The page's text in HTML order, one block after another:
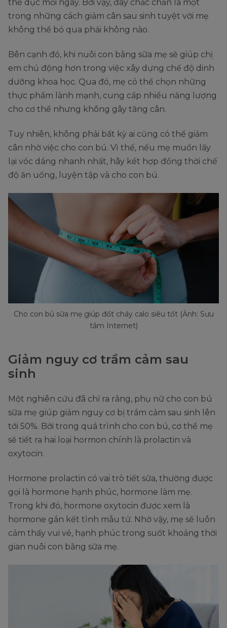
thể dục mỗi ngày. Bởi vậy, đây chắc chắn là một
trong những cách giảm cân sau sinh tuyệt vời mẹ
không thể bỏ qua phải không nào.
Bên cạnh đó, khi nuôi con bằng sữa mẹ sẽ giúp chị
em chủ động hơn trong việc xây dựng chế độ dinh
dưỡng khoa học. Qua đó, mẹ có thể chọn những
thực phẩm lành mạnh, cung cấp nhiều năng lượng
cho cơ thể nhưng không gây tăng cân.
Tuy nhiên, không phải bất kỳ ai cũng có thể giảm
cân nhờ việc cho con bú. Vì thế, nếu mẹ muốn lấy
lại vóc dáng nhanh nhất, hãy kết hợp đồng thời chế
độ ăn uống, luyện tập và cho con bú.
Cho con bú sữa mẹ giúp đốt cháy calo siêu tốt (Ảnh: Sưu
tầm Internet)
Giảm nguy cơ trầm cảm sau
sinh
Một nghiên cứu đã chỉ ra rằng, phụ nữ cho con bú
sữa mẹ giúp giảm nguy cơ bị trầm cảm sau sinh lên
tới 50%. Bởi trong quá trình cho con bú, cơ thể mẹ
sẽ tiết ra hai loại hormon chính là prolactin và
oxytocin.
Hormone prolactin có vai trò tiết sữa, thường được
gọi là hormone hạnh phúc, hormone làm mẹ.
Trong khi đó, hormone oxytocin được xem là
hormone gắn kết tình mẫu tử. Nhờ vậy, mẹ sẽ luôn
cảm thấy vui vẻ, hạnh phúc trong suốt khoảng thời
gian nuôi con bằng sữa mẹ.